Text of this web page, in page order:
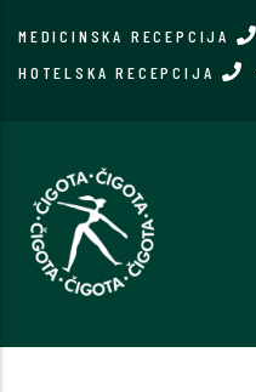
MEDICINSKA RECEPCIJA
HOTELSKA RECEPCIJA